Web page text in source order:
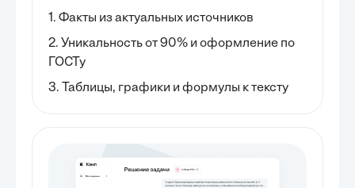
1. Факты из актуальных источников
2. Уникальность от 90% и оформление по
ГОСТу
3. Таблицы, графики и формулы к тексту